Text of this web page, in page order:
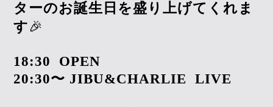
ターのお誕生日を盛り上げてくれま
す🎉
18:30
OPEN
20:30〜 JIBU&CHARLIE LIVE